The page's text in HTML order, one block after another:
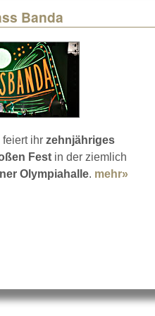
Banda
feiert ihr zehnjähriges
Fest in der ziemlich
Olympiahalle. mehr»